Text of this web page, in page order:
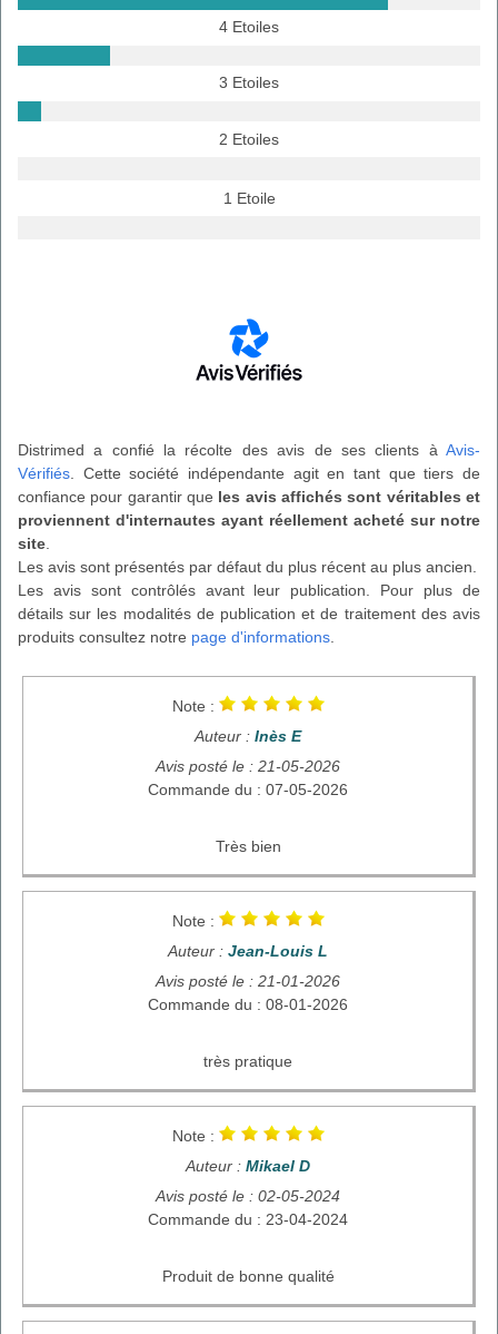
4 Etoiles
3 Etoiles
2 Etoiles
1 Etoile
Distrimed a confié la récolte des avis de ses clients à Avis-
Vérifiés . Cette société indépendante agit en tant que tiers de
confiance pour garantir que les avis affichés sont véritables et
proviennent d'internautes ayant réellement acheté sur notre
site
Les avis sont présentés par défaut du plus récent au plus ancien.
Les avis sont contrôlés avant leur publication. Pour plus de
détails sur les modalités de publication et de traitement des avis
produits consultez notre page d'informations
Note :
Auteur : Inès E
Avis posté le : 21-05-2026
Commande du : 07-05-2026
Très bien
Note :
Auteur : Jean-Louis L
Avis posté le : 21-01-2026
Commande du : 08-01-2026
très pratique
Note :
Auteur : Mikael D
Avis posté le : 02-05-2024
Commande du : 23-04-2024
Produit de bonne qualité